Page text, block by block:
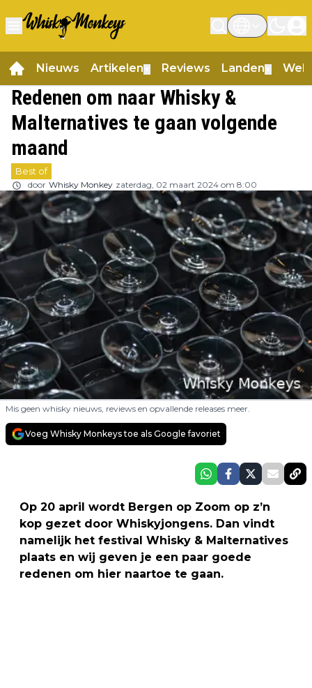
Nieuws Artikelen Reviews Landen
Redenen om naar Whisky &
Malternatives te gaan volgende
maand
Best of
door Whisky Monkey zaterdag, 02 maart 2024 om 8:00
Mis geen whisky nieuws, reviews en opvallende releases meer.
Voeg Whisky Monkeys toe als Google favoriet
Op 20 april wordt Bergen op Zoom op z’n
kop gezet door Whiskyjongens. Dan vindt
namelijk het festival Whisky & Malternatives
plaats en wij geven je een paar goede
redenen om hier naartoe te gaan.